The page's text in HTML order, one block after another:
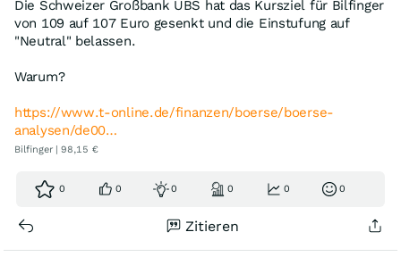
Die Schweizer Großbank UBS hat das Kursziel für Bilfinger
von 109 auf 107 Euro gesenkt und die Einstufung auf
"Neutral" belassen.
Warum?
https://www.t-online.de/finanzen/boerse/boerse-
analysen/de00…
Bilfinger | 98,15 €
0 0 0 0 0 0
Zitieren